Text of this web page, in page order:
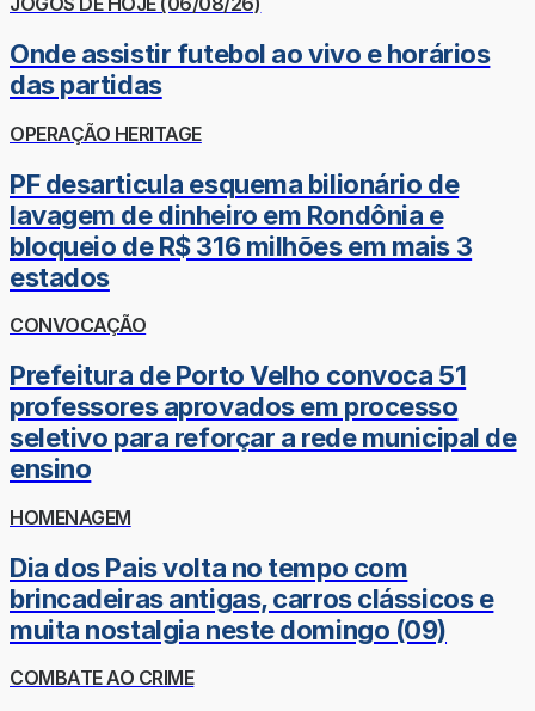
Onde assistir futebol ao vivo e horários
das partidas
OPERAÇÃO HERITAGE
PF desarticula esquema bilionário de
lavagem de dinheiro em Rondônia e
bloqueio de R$ 316 milhões em mais 3
estados
CONVOCAÇÃO
Prefeitura de Porto Velho convoca 51
professores aprovados em processo
seletivo para reforçar a rede municipal de
ensino
HOMENAGEM
Dia dos Pais volta no tempo com
brincadeiras antigas, carros clássicos e
muita nostalgia neste domingo (09)
COMBATE AO CRIME